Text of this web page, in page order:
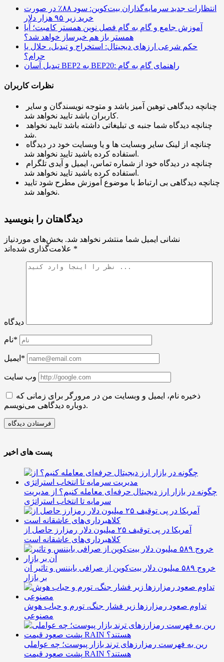
انتظارات جدید سرمایه‌گذاران بیت‌کوین: سود ۸۸٪ در صورت
خرید زیر ۹۵ هزار دلار
آموزش جامع و گام به گام فصل نوین همستر کامبت؛ آیا
همستر باز هم خبرساز خواهد شد؟
حکم شرعی ارزهای دیجیتال: استخراج و تبدیل، حلال یا
حرام؟
تبدیل آسان BEP2 به BEP20: راهنمای گام به گام
نظرات کاربران
کاربران باشد تایید نخواهد شد.
شد.
استفاده کرده باشید تایید نخواهد شد.
استفاده کرده باشید تایید نخواهد شد.
چنانچه دیدگاهی بی ارتباط با موضوع آموزش مطرح شود تایید
نخواهد شد.
دیدگاهتان را بنویسید
نشانی ایمیل شما منتشر نخواهد شد. بخش‌های موردنیاز
*
دیدگاه
نام*
ایمیل*
وب سایت
ذخیره نام، ایمیل و وبسایت من در مرورگر برای زمانی که
دوباره دیدگاهی می‌نویسم.
پست های اخیر
چگونه در بازار ارز دیجیتال حرفه‌ای معامله کنیم؟ از مدیریت
سرمایه تا انتخاب استراتژی
آمریکا در پی توقیف ۲۵ میلیون دلار رمزارز حاصل از
کلاهبرداری‌های عاشقانه است
خروج ۵۸۹ میلیون دلار بیت‌کوین از صرافی بایننس و تاثیر آن
بر بازار
تداوم صعود رمزارزها زیر فشار جنگ، تورم و حباب هوش
مصنوعی
رین به فهرست رمزارزهای ترند بازار پیوست؛ چه عواملی
پشت صعود قیمت RAIN هستند؟